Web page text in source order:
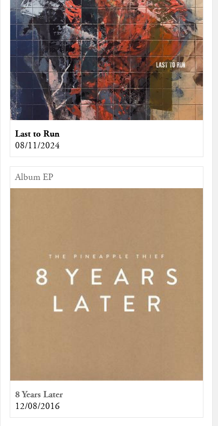
Last to Run
08/11/2024
Album EP
8 Years Later
12/08/2016